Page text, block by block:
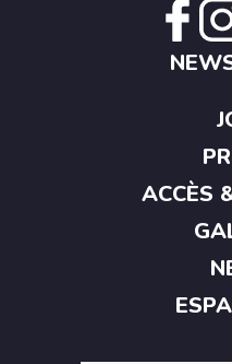
ACCÈS